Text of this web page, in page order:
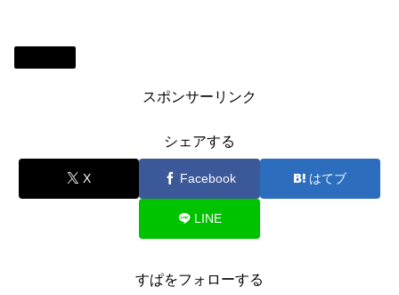
スポンサーリンク
シェアする
X Facebook はてブ
LINE
すぱをフォローする